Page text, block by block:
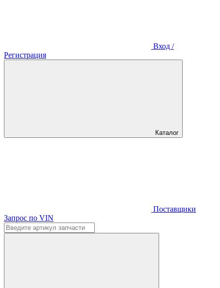
Вход /
Регистрация
Каталог
Поставщики
Запрос по VIN